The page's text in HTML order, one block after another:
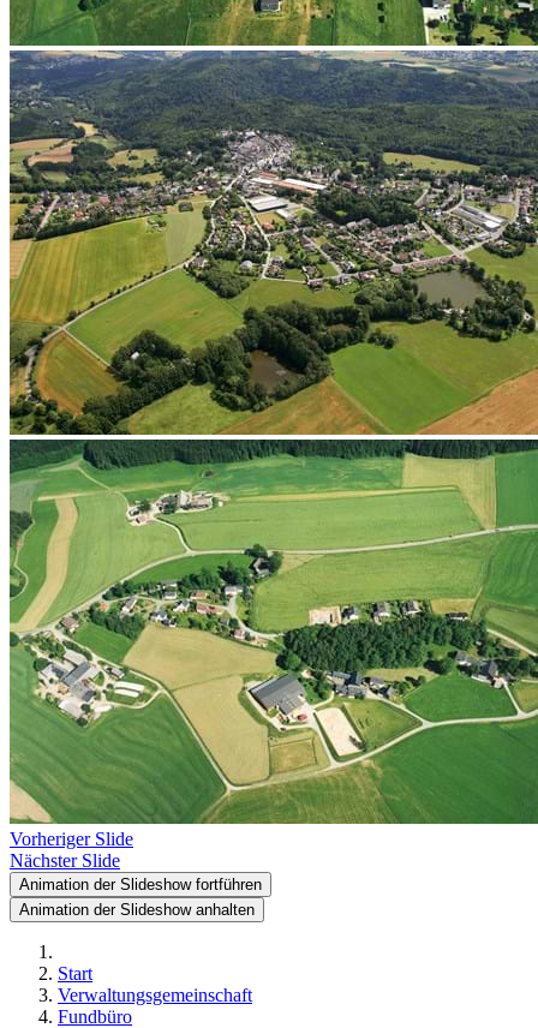
Vorheriger Slide
Nächster Slide
Animation der Slideshow fortführen
Animation der Slideshow anhalten
Start
Verwaltungsgemeinschaft
Fundbüro